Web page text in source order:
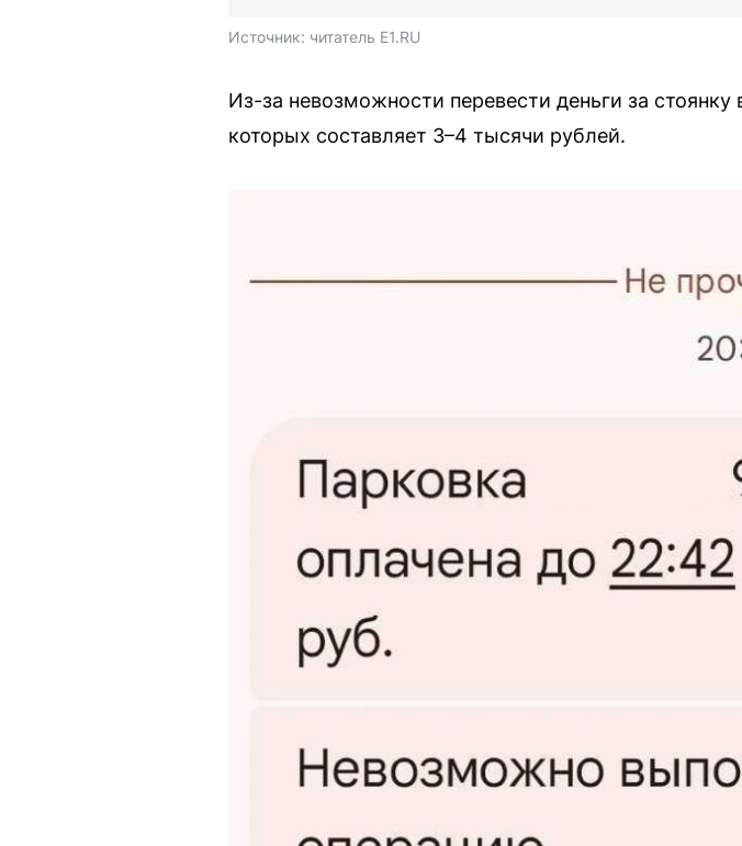
Источник: читатель E1.RU
Из-за невозможности перевести деньги за
которых составляет 3–4 тысячи рублей.